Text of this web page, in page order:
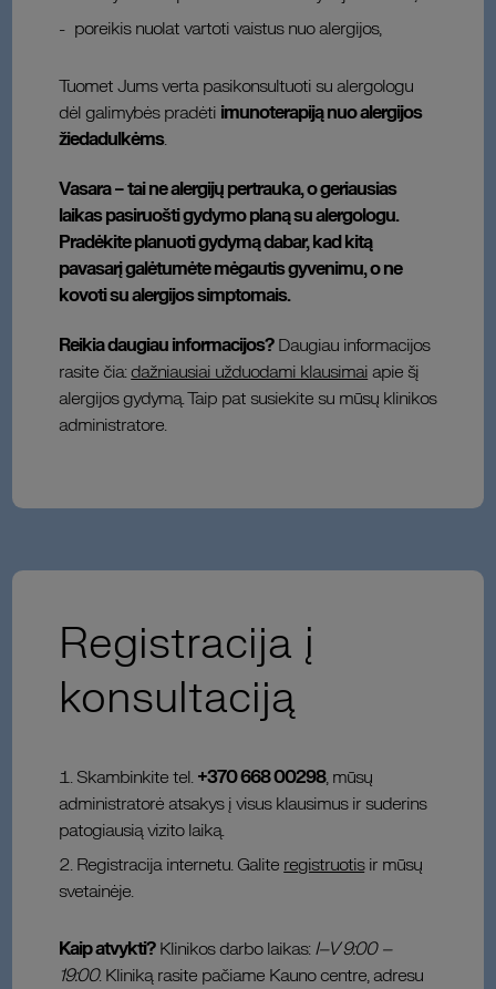
poreikis nuolat vartoti vaistus nuo alergijos,
Tuomet Jums verta pasikonsultuoti su alergologu
dėl galimybės pradėti imunoterapiją nuo alergijos
žiedadulkėms.
Vasara – tai ne alergijų pertrauka, o geriausias
laikas pasiruošti gydymo planą su alergologu.
Pradėkite planuoti gydymą dabar, kad kitą
pavasarį galėtumėte mėgautis gyvenimu, o ne
kovoti su alergijos simptomais.
Reikia daugiau informacijos?Daugiau informacijos
rasite čia:dažniausiai užduodami klausimai apie šį
alergijos gydymą. Taip pat susiekite su mūsų klinikos
administratore.
Registracija į
konsultaciją
Skambinkite tel. +370 668 00298, mūsų
administratorė atsakys į visus klausimus ir suderins
patogiausią vizito laiką.
Registracija internetu. Galite registruotisir mūsų
svetainėje.
Kaip atvykti?Klinikos darbo laikas: I–V 9:00 –
19:00. Kliniką rasite pačiame Kauno centre, adresu